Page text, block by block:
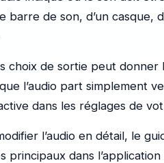
barre de son, d’un casque,
choix de sortie peut donner
l’audio part simplement
dans les réglages de
l’audio en détail, le
principaux dans l’application